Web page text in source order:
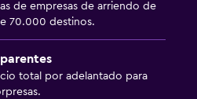
de empresas de arriendo de
70.000 destinos.
total por adelantado para